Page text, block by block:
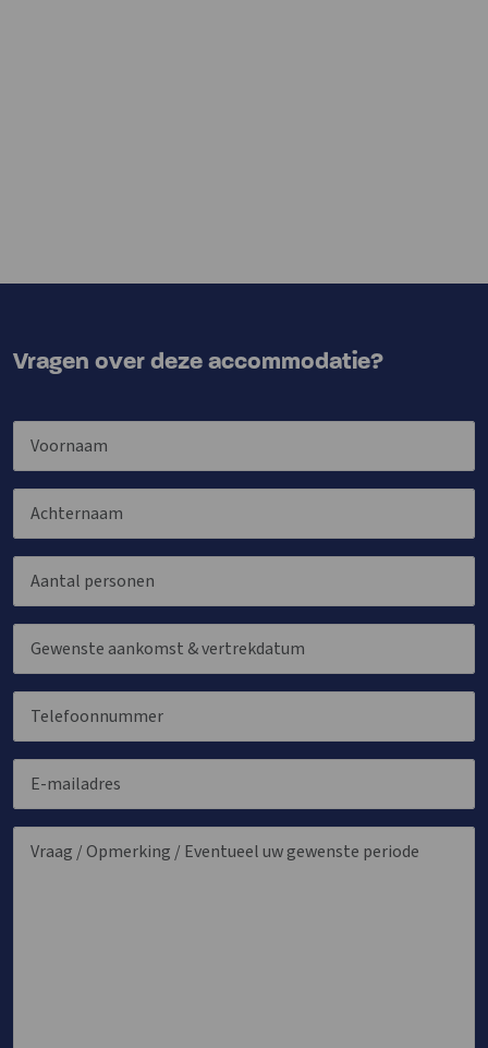
Vragen over deze accommodatie?